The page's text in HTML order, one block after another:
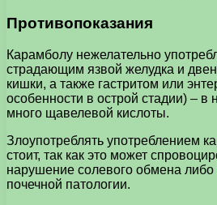
Противопоказания
Карамболу нежелательно
страдающим язвой желудка и
кишки, а также гастритом или
особенности в острой стадии) – в
много щавелевой кислоты.
Злоупотреблять употреблением
стоит, так как это может
нарушение солевого обмена либо
почечной патологии.